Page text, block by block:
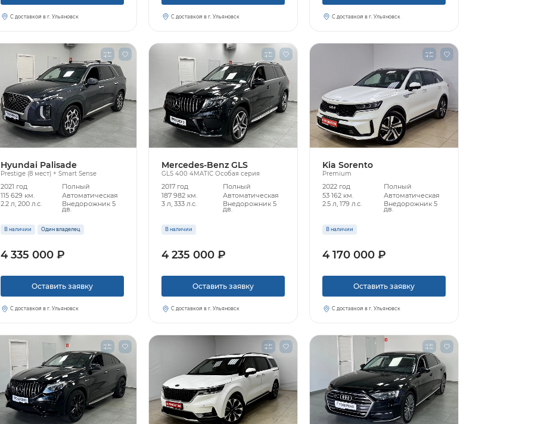
С доставкой в г. Ульяновск С доставкой в г. Ульяновск С доставкой в г. Ульяновск
Hyundai Palisade
Prestige (8 мест) + Smart Sense
2021 год
Полный
115 629 км.
Автоматическая
2.2 л, 200 л.с.
Внедорожник 5
дв.
В наличии Один владелец
4 335 000 ₽
Оставить заявку
С доставкой в г. Ульяновск
Mercedes-Benz GLS
GLS 400 4MATIC Особая серия
2017 год
Полный
187 982 км.
Автоматическая
3 л, 333 л.с.
Внедорожник 5
дв.
В наличии
4 235 000 ₽
Оставить заявку
С доставкой в г. Ульяновск
Kia Sorento
Premium
2022 год
Полный
53 162 км.
Автоматическая
2.5 л, 179 л.с.
Внедорожник 5
дв.
В наличии
4 170 000 ₽
Оставить заявку
С доставкой в г. Ульяновск